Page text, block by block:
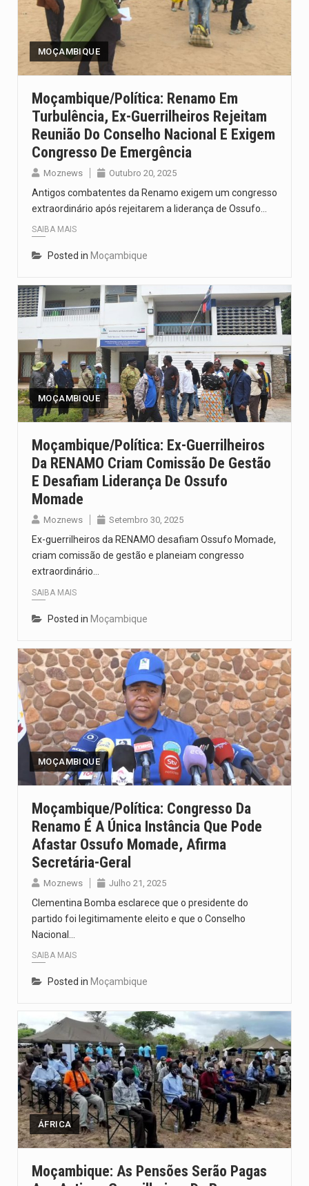
MOÇAMBIQUE
Moçambique/Política: Renamo Em
Turbulência, Ex-Guerrilheiros Rejeitam
Reunião Do Conselho Nacional E Exigem
Congresso De Emergência
Moznews Outubro 20, 2025
Antigos combatentes da Renamo exigem um congresso
extraordinário após rejeitarem a liderança de Ossufo…
SAIBA MAIS
Posted in Moçambique
MOÇAMBIQUE
Moçambique/Política: Ex-Guerrilheiros
Da RENAMO Criam Comissão De Gestão
E Desafiam Liderança De Ossufo
Momade
Moznews Setembro 30, 2025
Ex-guerrilheiros da RENAMO desafiam Ossufo Momade,
criam comissão de gestão e planeiam congresso
extraordinário…
SAIBA MAIS
Posted in Moçambique
MOÇAMBIQUE
Moçambique/Política: Congresso Da
Renamo É A Única Instância Que Pode
Afastar Ossufo Momade, Afirma
Secretária-Geral
Moznews Julho 21, 2025
Clementina Bomba esclarece que o presidente do
partido foi legitimamente eleito e que o Conselho
Nacional…
SAIBA MAIS
Posted in Moçambique
ÁFRICA
Moçambique: As Pensões Serão Pagas